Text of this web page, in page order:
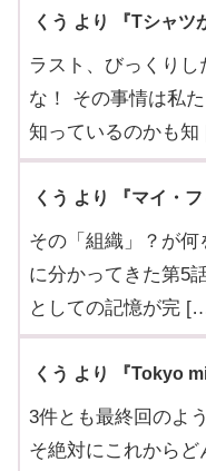
くう より 『Tシャツ
ラスト、びっくり
な！ その事情は私
知っているのかも
くう より 『マイ・
その「組織」？が
に分かってきた第5
としての記憶が完
くう より 『Tokyo
3件とも最終回のよ
そ絶対にこれから